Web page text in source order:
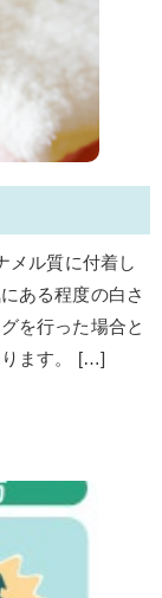
メル質に付着し
ある程度の白さ
を行った場合と
ります。 […]